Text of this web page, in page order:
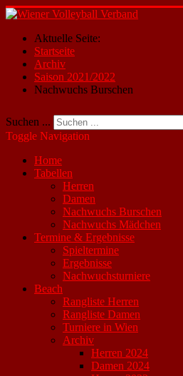
Aktuelle Seite:
Startseite
Archiv
Saison 2021/2022
Nachwuchs Burschen
Suchen ...
Toggle Navigation
Home
Tabellen
Herren
Damen
Nachwuchs Burschen
Nachwuchs Mädchen
Termine & Ergebnisse
Spieltermine
Ergebnisse
Nachwuchsturniere
Beach
Rangliste Herren
Rangliste Damen
Turniere in Wien
Archiv
Herren 2024
Damen 2024